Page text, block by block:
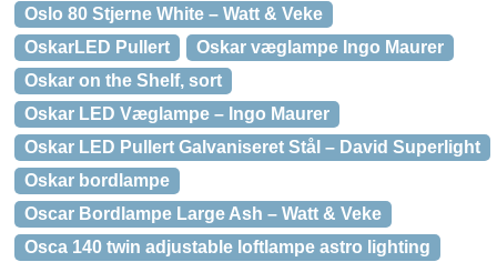
Oslo 80 Stjerne White – Watt & Veke
OskarLED Pullert
Oskar væglampe Ingo Maurer
Oskar on the Shelf, sort
Oskar LED Væglampe – Ingo Maurer
Oskar LED Pullert Galvaniseret Stål – David Superlight
Oskar bordlampe
Oscar Bordlampe Large Ash – Watt & Veke
Osca 140 twin adjustable loftlampe astro lighting